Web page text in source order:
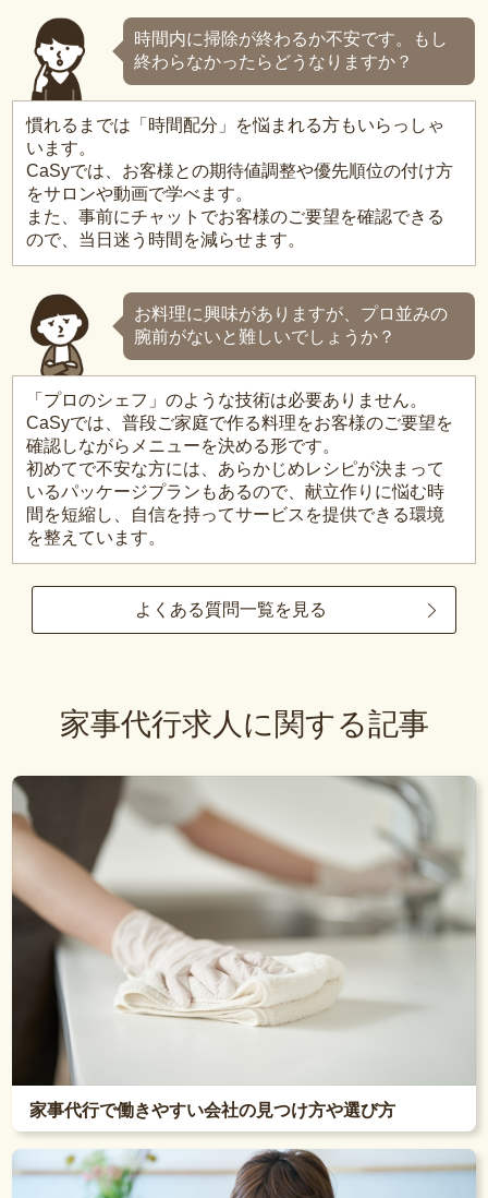
時間内に掃除が終わるか不安です。もし
終わらなかったらどうなりますか？
慣れるまでは「時間配分」を悩まれる方もいらっしゃ
います。
CaSyでは、お客様との期待値調整や優先順位の付け方
をサロンや動画で学べます。
また、事前にチャットでお客様のご要望を確認できる
ので、当日迷う時間を減らせます。
お料理に興味がありますが、プロ並みの
腕前がないと難しいでしょうか？
「プロのシェフ」のような技術は必要ありません。
CaSyでは、普段ご家庭で作る料理をお客様のご要望を
確認しながらメニューを決める形です。
初めてで不安な方には、あらかじめレシピが決まって
いるパッケージプランもあるので、献立作りに悩む時
間を短縮し、自信を持ってサービスを提供できる環境
を整えています。
よくある質問一覧を見る
家事代行求人に関する記事
家事代行で働きやすい会社の見つけ方や選び方